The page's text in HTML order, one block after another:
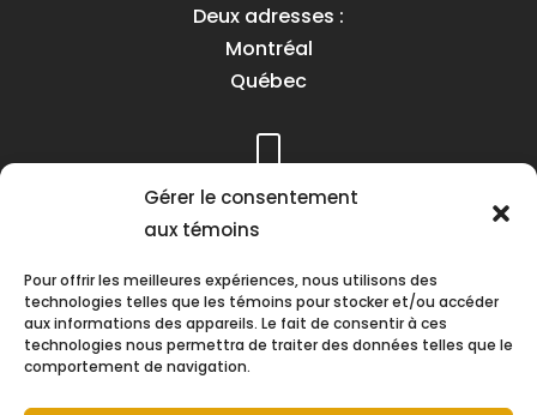
Gérer le consentement
aux témoins
Pour offrir les meilleures expériences, nous utilisons des
technologies telles que les témoins pour stocker et/ou accéder
aux informations des appareils. Le fait de consentir à ces
technologies nous permettra de traiter des données telles que le
comportement de navigation.
Deux adresses :
Montréal
Québec
Téléphone :
(418) 622-1001
Heures d’ouverture :